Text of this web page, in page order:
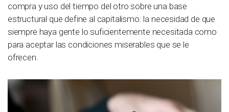
compra y uso del tiempo del otro sobre una base
estructural que define al capitalismo: la necesidad de que
siempre haya gente lo suficientemente necesitada como
para aceptar las condiciones miserables que se le
ofrecen.